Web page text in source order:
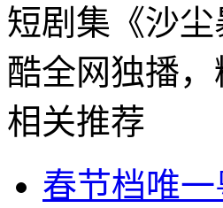
短剧集《沙
酷全网独播
相关推荐
春节档唯